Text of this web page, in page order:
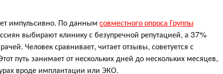
импульсивно. По данным совместного опроса Группы
выбирают клинику с безупречной репутацией, а 37%
Человек сравнивает, читает отзывы, советуется с
путь занимает от нескольких дней до нескольких месяцев,
вроде имплантации или ЭКО.